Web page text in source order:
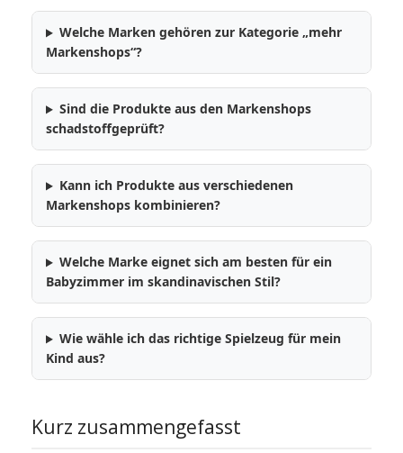
Welche Marken gehören zur Kategorie „mehr
Markenshops“?
Sind die Produkte aus den Markenshops
schadstoffgeprüft?
Kann ich Produkte aus verschiedenen
Markenshops kombinieren?
Welche Marke eignet sich am besten für ein
Babyzimmer im skandinavischen Stil?
Wie wähle ich das richtige Spielzeug für mein
Kind aus?
Kurz zusammengefasst